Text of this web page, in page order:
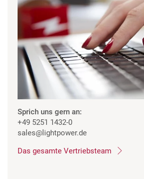
Sprich uns gern an:
+49 5251 1432-0
sales@lightpower.de
Das gesamte Vertriebsteam